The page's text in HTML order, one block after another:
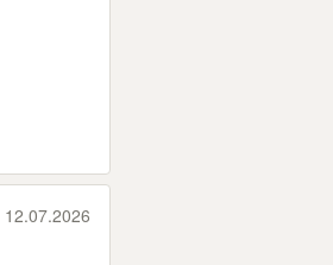
12.07.2026